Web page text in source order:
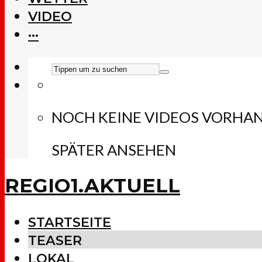
VIDEO
···
NOCH KEINE VIDEOS
SPÄTER ANSEHEN
REGIO1.AKTUELL
STARTSEITE
TEASER
LOKAL